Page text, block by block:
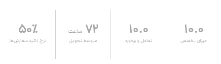
۱۰.۰
میزان تخصص
۱۰.۰
تعامل و برخورد
۷۲ ساعت
متوسط تحویل
۵۰٪
نرخ تائید سفارش‌ها